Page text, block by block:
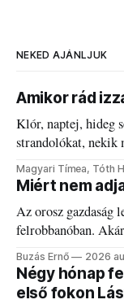
NEKED AJÁNLJUK
Amikor rád
Klór, naptej, hideg
strandolókat, nekik
kánikulát.
Magyari Tímea, Tóth
Miért nem
Az orosz gazdaság
felrobbanóban.
elégedetlen
Buzás Ernő 2026
Négy hónap
első fokon